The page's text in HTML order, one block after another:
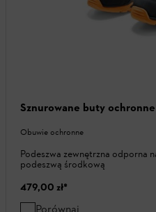
Sznurowane buty ochronne
Obuwie ochronne
Podeszwa zewnętrzna odporna
podeszwą środkową
479,00 zł*
Porównaj